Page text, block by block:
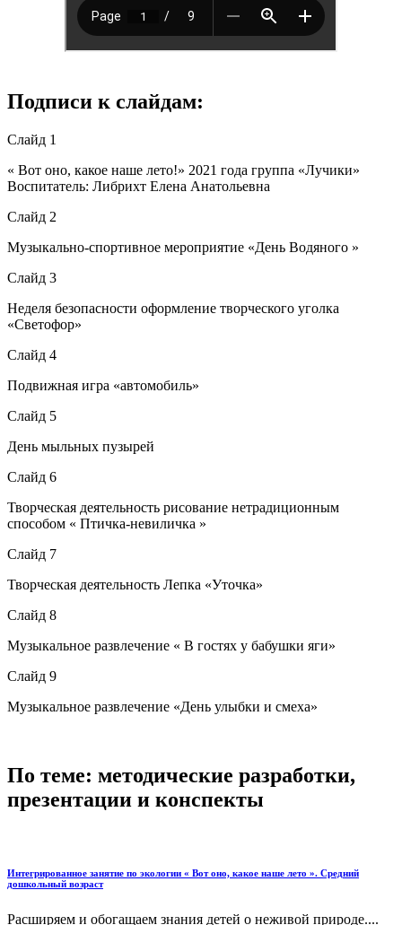
Подписи к слайдам:
Слайд 1
« Вот оно, какое наше лето!» 2021 года группа «Лучики»
Воспитатель: Либрихт Елена Анатольевна
Слайд 2
Музыкально-спортивное мероприятие «День Водяного »
Слайд 3
Неделя безопасности оформление творческого уголка
«Светофор»
Слайд 4
Подвижная игра «автомобиль»
Слайд 5
День мыльных пузырей
Слайд 6
Творческая деятельность рисование нетрадиционным
способом « Птичка-невиличка »
Слайд 7
Творческая деятельность Лепка «Уточка»
Слайд 8
Музыкальное развлечение « В гостях у бабушки яги»
Слайд 9
Музыкальное развлечение «День улыбки и смеха»
По теме: методические разработки,
презентации и конспекты
Интегрированное занятие по экологии « Вот оно, какое наше лето ». Средний
дошкольный возраст
Расширяем и обогащаем знания детей о неживой природе....